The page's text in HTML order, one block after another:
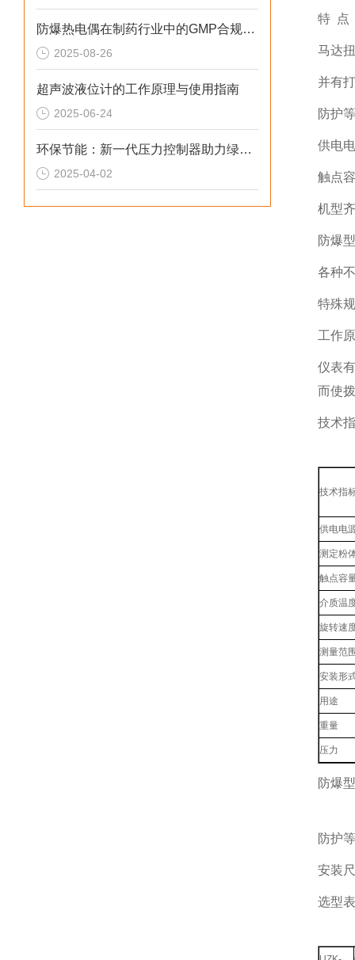
防爆热电偶在制药行业中的GMP合规性要求：技术原理与规范解析
2025-08-26
超声波液位计的工作原理与使用指南
2025-06-24
环保节能：新一代压力控制器助力绿色制造
2025-04-02
特 点
马达
并有
防护
供电
触点
机型
防爆
各种
特殊
工作
仪表
而使
技术
技术指
供电电
测定粉
触点容
介质温
旋转速
测量范
安装形
用途
重量
压力
防爆
防护
安装
选型